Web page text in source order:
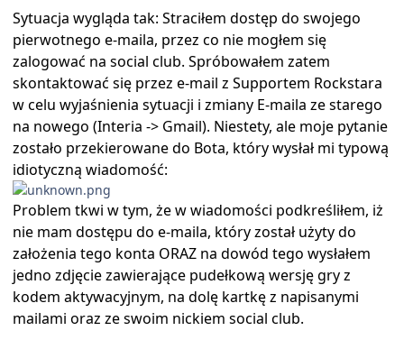
Sytuacja wygląda tak: Straciłem dostęp do swojego
pierwotnego e-maila, przez co nie mogłem się
zalogować na social club. Spróbowałem zatem
skontaktować się przez e-mail z Supportem Rockstara
w celu wyjaśnienia sytuacji i zmiany E-maila ze starego
na nowego (Interia -> Gmail). Niestety, ale moje pytanie
zostało przekierowane do Bota, który wysłał mi typową
idiotyczną wiadomość:
Problem tkwi w tym, że w wiadomości podkreśliłem, iż
nie mam dostępu do e-maila, który został użyty do
założenia tego konta ORAZ na dowód tego wysłałem
jedno zdjęcie zawierające pudełkową wersję gry z
kodem aktywacyjnym, na dolę kartkę z napisanymi
mailami oraz ze swoim nickiem social club.